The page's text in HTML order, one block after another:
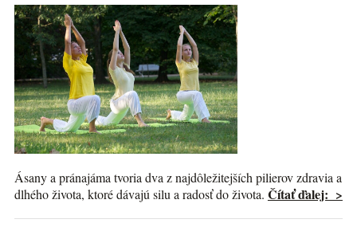
Ásany a pránajáma tvoria dva z najdôležitejších pilierov zdravia a
dlhého života, ktoré dávajú silu a radosť do života. Čítať ďalej: >